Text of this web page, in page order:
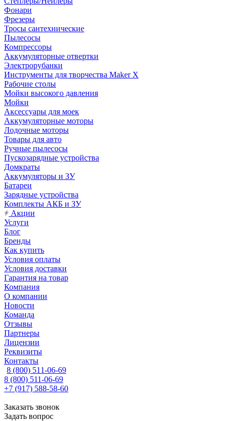
Фонари
Фрезеры
Тросы сантехнические
Пылесосы
Компрессоры
Аккумуляторные отвертки
Электрорубанки
Инструменты для творчества Maker X
Рабочие столы
Мойки высокого давления
Мойки
Аксессуары для моек
Аккумуляторные моторы
Лодочные моторы
Товары для авто
Ручные пылесосы
Пускозарядные устройства
Домкраты
Аккумуляторы и ЗУ
Батареи
Зарядные устройства
Комплекты АКБ и ЗУ
Акции
Услуги
Блог
Бренды
Как купить
Условия оплаты
Условия доставки
Гарантия на товар
Компания
О компании
Новости
Команда
Отзывы
Партнеры
Лицензии
Реквизиты
Контакты
8 (800) 511-06-69
8 (800) 511-06-69
+7 (917) 588-58-60
Заказать звонок
Задать вопрос